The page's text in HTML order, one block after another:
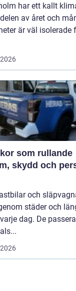
har ett kallt
av året och
är väl isolerade
som rullande
skydd och
och
städer och
dag. De